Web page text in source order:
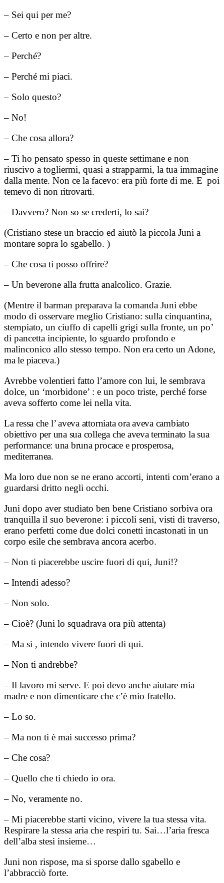
– Sei qui per me?
– Certo e non per altre.
– Perché?
– Perché mi piaci.
– Solo questo?
– No!
– Che cosa allora?
– Ti ho pensato spesso in queste settimane e non
riuscivo a togliermi, quasi a strapparmi, la tua immagine
dalla mente. Non ce la facevo: era più forte di me. E poi
temevo di non ritrovarti.
– Davvero? Non so se crederti, lo sai?
(Cristiano stese un braccio ed aiutò la piccola Juni a
montare sopra lo sgabello. )
– Che cosa ti posso offrire?
– Un beverone alla frutta analcolico. Grazie.
(Mentre il barman preparava la comanda Juni ebbe
modo di osservare meglio Cristiano: sulla cinquantina,
stempiato, un ciuffo di capelli grigi sulla fronte, un po’
di pancetta incipiente, lo sguardo profondo e
malinconico allo stesso tempo. Non era certo un Adone,
ma le piaceva.)
Avrebbe volentieri fatto l’amore con lui, le sembrava
dolce, un ‘morbidone’ : e un poco triste, perché forse
aveva sofferto come lei nella vita.
La ressa che l’ aveva attorniata ora aveva cambiato
obiettivo per una sua collega che aveva terminato la sua
performance: una bruna procace e prosperosa,
mediterranea.
Ma loro due non se ne erano accorti, intenti com’erano a
guardarsi dritto negli occhi.
Juni dopo aver studiato ben bene Cristiano sorbiva ora
tranquilla il suo beverone: i piccoli seni, visti di traverso,
erano perfetti come due dolci conetti incastonati in un
corpo esile che sembrava ancora acerbo.
– Non ti piacerebbe uscire fuori di qui, Juni!?
– Intendi adesso?
– Non solo.
– Cioè? (Juni lo squadrava ora più attenta)
– Ma sì , intendo vivere fuori di qui.
– Non ti andrebbe?
– Il lavoro mi serve. E poi devo anche aiutare mia
madre e non dimenticare che c’è mio fratello.
– Lo so.
– Ma non ti è mai successo prima?
– Che cosa?
– Quello che ti chiedo io ora.
– No, veramente no.
– Mi piacerebbe starti vicino, vivere la tua stessa vita.
Respirare la stessa aria che respiri tu. Sai…l’aria fresca
dell’alba stesi insieme…
Juni non rispose, ma si sporse dallo sgabello e
l’abbracciò forte.